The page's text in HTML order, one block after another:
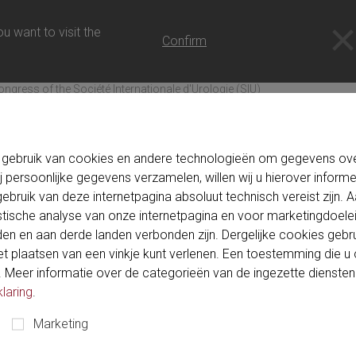
van cookies en andere technologieën om gegevens
gegevens verzamelen, willen wij u hierover
van deze internetpagina absoluut technisch vereist zijn.
analyse van onze internetpagina en voor
en aan derde landen verbonden zijn. Dergelijke cookies
plaatsen van een vinkje kunt verlenen. Een toestemming die u
informatie over de categorieën van de ingezette diensten
Marketing
want to visit the
Confirm
of the Société Internationale d'Urologie (SIU)
- 14. november 2026 Firenze, Italy Firenze Fiera Stand:
the Société
Society’s tradition of providing a global audience with a